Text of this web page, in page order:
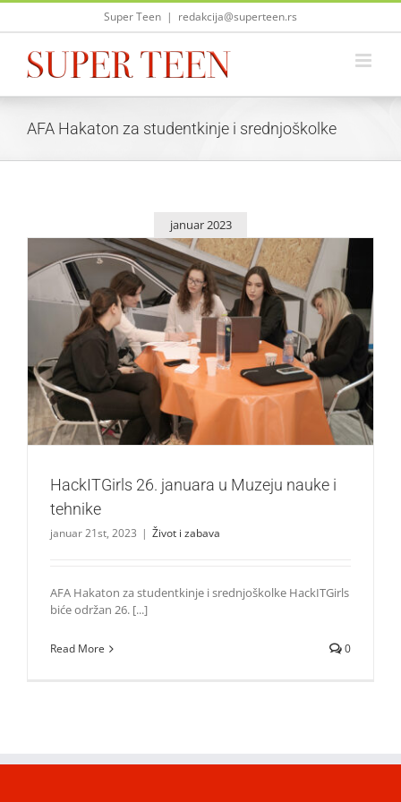
Skip
Super Teen | redakcija@superteen.rs
AFA Hakaton za studentkinje i srednjoškolke
januar 2023
HackITGirls 26. januara u Muzeju nauke i tehnike
Život i zabava
HackITGirls 26. januara u Muzeju nauke i
tehnike
januar 21st, 2023 | Život i zabava
AFA Hakaton za studentkinje i srednjoškolke HackITGirls
biće održan 26. [...]
Read More 0